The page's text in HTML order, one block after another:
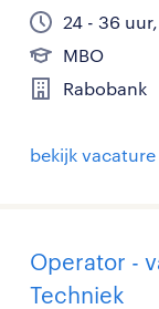
24 - 36
MBO
Rabobank
bekijk vacature
Operator -
Techniek